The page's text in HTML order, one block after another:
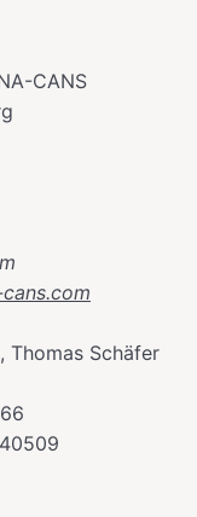
CANS
Thomas Schäfer